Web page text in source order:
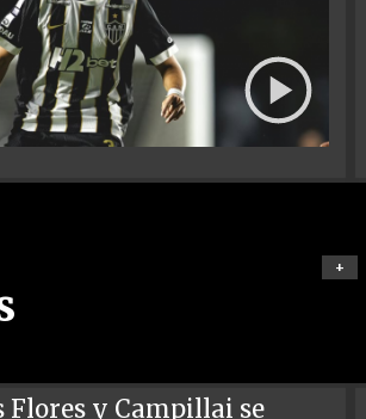
+
Flores y Campillai se